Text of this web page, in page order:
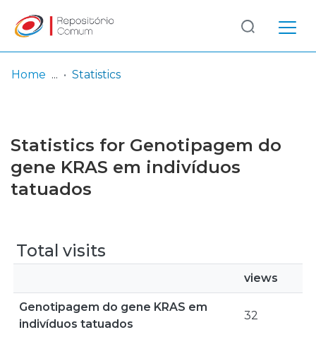
Browse repository
Entities
Log
In
(current)
Home Statistics
Statistics for Genotipagem do
gene KRAS em indivíduos
tatuados
Total visits
views
Genotipagem do gene KRAS em
indivíduos tatuados
32